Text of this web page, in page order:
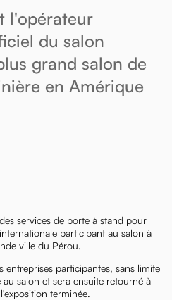
l'opérateur
du salon
grand salon de
en Amérique
services de porte à stand pour
participant au salon à
ville du Pérou.
entreprises participantes, sans limite
salon et sera ensuite retourné à
terminée.